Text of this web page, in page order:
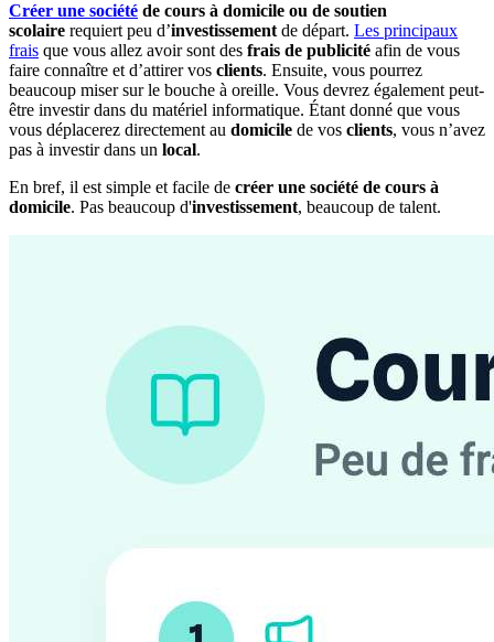
Créer une société de cours à domicile ou de soutien
scolaire requiert peu d’investissement de départ. Les principaux
frais que vous allez avoir sont des frais de publicité afin de vous
faire connaître et d’attirer vos clients. Ensuite, vous pourrez
beaucoup miser sur le bouche à oreille. Vous devrez également peut-
être investir dans du matériel informatique. Étant donné que vous
vous déplacerez directement au domicile de vos clients, vous n’avez
pas à investir dans un local.
En bref, il est simple et facile de créer une société de cours à
domicile. Pas beaucoup d'investissement, beaucoup de talent.